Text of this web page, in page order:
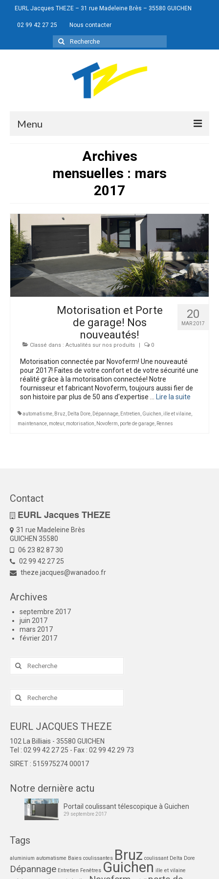
EURL Jacques THEZE – 31 rue Madeleine Brès – 35580 GUICHEN
02 99 42 27 25 Nous contacter
Rechercher
:
Menu
Portes de garage
Bien-être extérieur
Interphones
Dépannages
Nos Réalisations
Archives
mensuelles : mars
2017
20
MAR 2017
Motorisation et Porte
de garage! Nos
nouveautés!
Classé dans : Actualités sur nos produits 0
Motorisation connectée par Novoferm! Une nouveauté
pour 2017! Faites de votre confort et de votre sécurité une
réalité grâce à la motorisation connectée! Notre
fournisseur et fabricant Novoferm, toujours aussi fier de
son histoire par plus de 50 ans d'expertise …
Lire la suite­­
automatisme Bruz Delta Dore Dépannage Entretien Guichen ille et vilaine
maintenance moteur, motorisation Novoferm porte de garage Rennes
Contact
EURL Jacques THEZE
31 rue Madeleine Brès
GUICHEN 35580
06 23 82 87 30
02 99 42 27 25
theze.jacques@wanadoo.fr
Archives
septembre 2017
juin 2017
mars 2017
février 2017
Rechercher
Rechercher
EURL JACQUES THEZE
102 La Billiais - 35580 GUICHEN
Tel : 02 99 42 27 25 - Fax : 02 99 42 29 73
SIRET : 515975274 00017
Notre dernière actu
Portail coulissant télescopique à Guichen
29 septembre 2017
Tags
aluminium automatisme Baies coulissantes Bruz coulissant Delta Dore
Dépannage Entretien Fenêtres Guichen ille et vilaine